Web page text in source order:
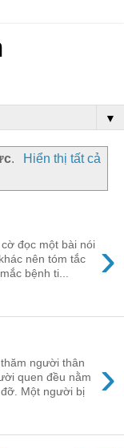
▼
.
Hiển thị tất cả
›
đọc một bài nói
nên tóm tắc
bệnh ti...
›
người thân
quen đều nằm
Một người bị